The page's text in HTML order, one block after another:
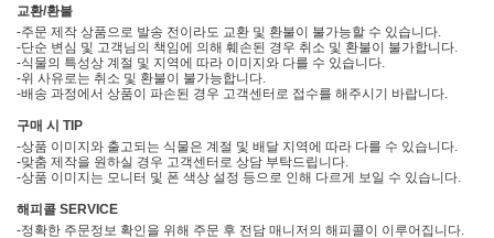
교환/환불
-주문 제작 상품으로 발송 전이라도 교환 및 환불이 불가능할 수 있습니다.
-단순 변심 및 고객님의 책임에 의해 훼손된 경우 취소 및 환불이 불가합니다.
-식물의 특성상 계절 및 지역에 따라 이미지와 다를 수 있습니다.
-위 사유로는 취소 및 환불이 불가능합니다.
-배송 과정에서 상품이 파손된 경우 고객센터로 접수를 해주시기 바랍니다.
구매 시 TIP
-상품 이미지와 출고되는 식물은 계절 및 배달 지역에 따라 다를 수 있습니다.
-맞춤 제작을 원하실 경우 고객센터로 상담 부탁드립니다.
-상품 이미지는 모니터 및 폰 색상 설정 등으로 인해 다르게 보일 수 있습니다.
해피콜 SERVICE
-정확한 주문정보 확인을 위해 주문 후 전담 매니저의 해피콜이 이루어집니다.